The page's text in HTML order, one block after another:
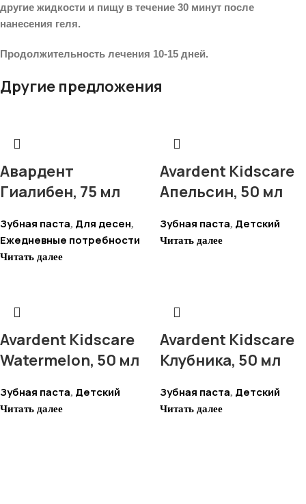
другие жидкости и пищу в течение 30 минут после
нанесения геля.
Продолжительность лечения 10-15 дней.
Другие предложения
Авардент
Гиалибен, 75 мл
Зубная паста, Для десен,
Ежедневные потребности
Читать далее
Avardent Kidscare
Апельсин, 50 мл
Зубная паста, Детский
Читать далее
Avardent Kidscare
Watermelon, 50 мл
Зубная паста, Детский
Читать далее
Avardent Kidscare
Клубника, 50 мл
Зубная паста, Детский
Читать далее